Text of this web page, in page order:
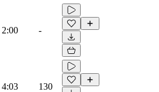
2:00 -
4:03 130